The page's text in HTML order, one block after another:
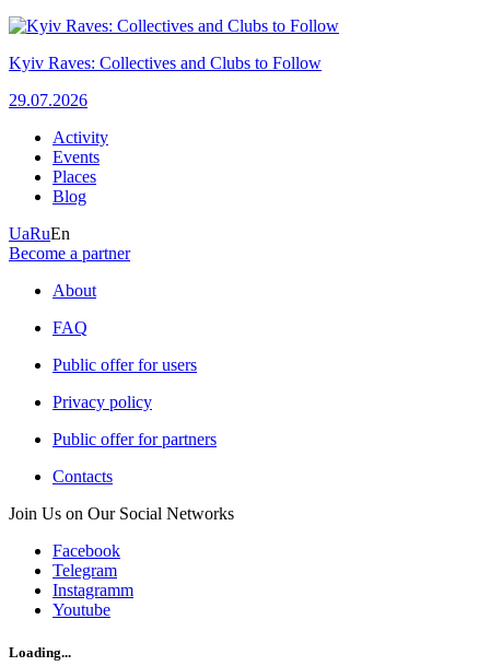
Kyiv Raves: Collectives and Clubs to Follow
29.07.2026
Activity
Events
Places
Blog
UaRuEn
Become a partner
About
FAQ
Public offer for users
Privacy policy
Public offer for partners
Contacts
Join Us on Our Social Networks
Facebook
Telegram
Instagramm
Youtube
Loading...